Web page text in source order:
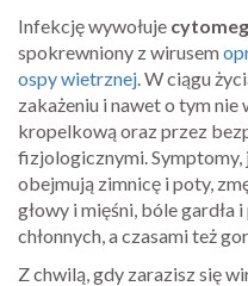
Infekcję wywołuje
spokrewniony z wirusem
ospy wietrznej . W ciągu
zakażeniu i nawet o tym nie
kropelkową oraz przez
fizjologicznymi. Symptomy,
obejmują zimnicę i poty,
głowy i mięśni, bóle gardła
chłonnych, a czasami też
Z chwilą, gdy zarazisz się